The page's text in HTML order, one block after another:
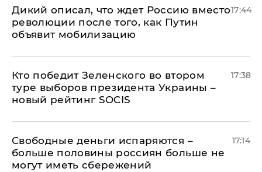
Дикий описал, что ждет Россию вместо
революции после того, как Путин
объявит мобилизацию
17:44
Кто победит Зеленского во втором
туре выборов президента Украины –
новый рейтинг SOCIS
17:38
Свободные деньги испаряются –
больше половины россиян больше не
могут иметь сбережений
17:14